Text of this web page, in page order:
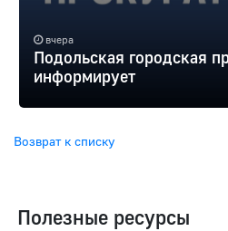
вчера
Подольская городская
информирует
Возврат к списку
Полезные ресурсы